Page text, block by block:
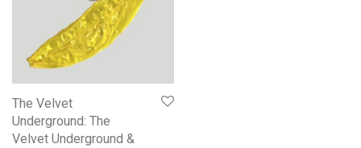
The Velvet
Underground: The
Velvet Underground &